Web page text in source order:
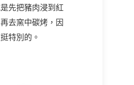
先把豬肉浸到紅
去窯中碳烤，因
特別的。